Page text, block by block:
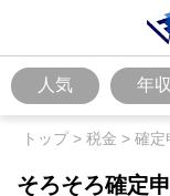
人気 年収
トップ> 税金 > 確定
そろそろ確定